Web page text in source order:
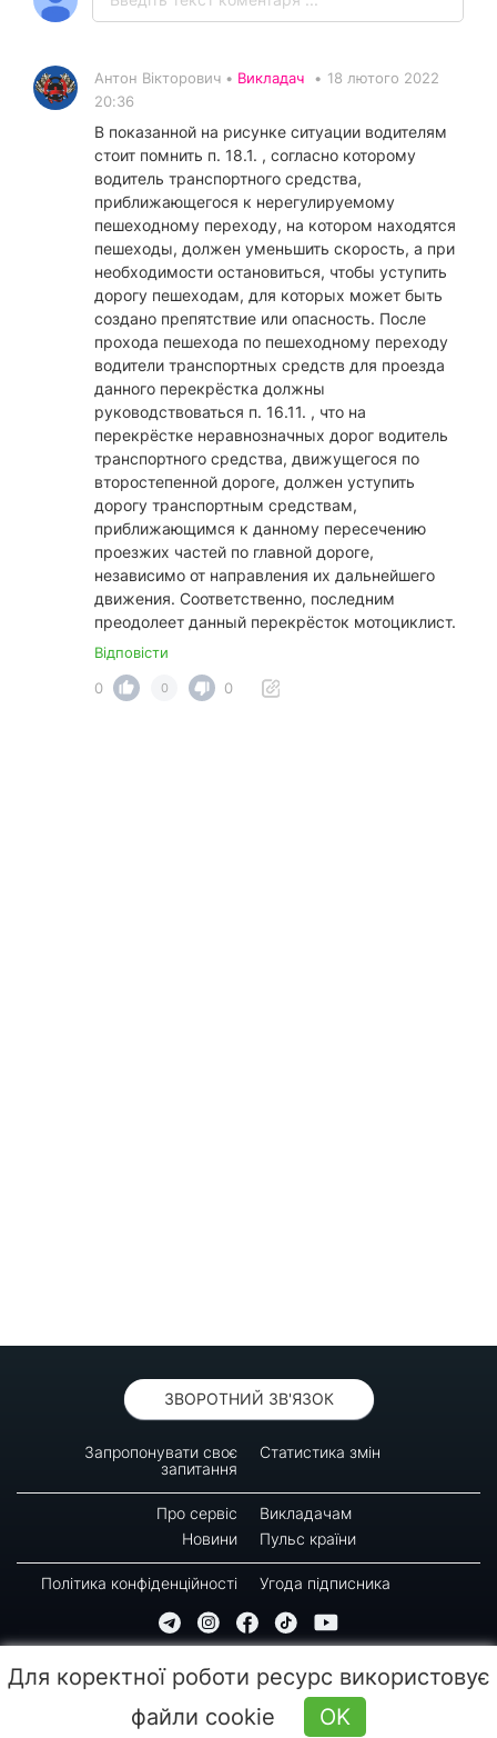
Антон Вікторович • Викладач • 18 лютого 2022
20:36
В показанной на рисунке ситуации водителям
стоит помнить п. 18.1. , согласно которому
водитель транспортного средства,
приближающегося к нерегулируемому
пешеходному переходу, на котором находятся
пешеходы, должен уменьшить скорость, а при
необходимости остановиться, чтобы уступить
дорогу пешеходам, для которых может быть
создано препятствие или опасность. После
прохода пешехода по пешеходному переходу
водители транспортных средств для проезда
данного перекрёстка должны
руководствоваться п. 16.11. , что на
перекрёстке неравнозначных дорог водитель
транспортного средства, движущегося по
второстепенной дороге, должен уступить
дорогу транспортным средствам,
приближающимся к данному пересечению
проезжих частей по главной дороге,
независимо от направления их дальнейшего
движения. Соответственно, последним
преодолеет данный перекрёсток мотоциклист.
Відповісти
0
0 0
ЗВОРОТНИЙ ЗВ'ЯЗОК
Запропонувати своє
запитання
Статистика змін
Про сервіс
Викладачам
Новини
Пульс країни
Політика конфіденційності Угода підписника
Копіювання, передрук або використання матеріалів цієї сторінки для відтворення,
переносу на інші носії інформації заборонено. Час останнього оновлення: 10:20
Для коректної роботи ресурс використовує
файли cookie
OK